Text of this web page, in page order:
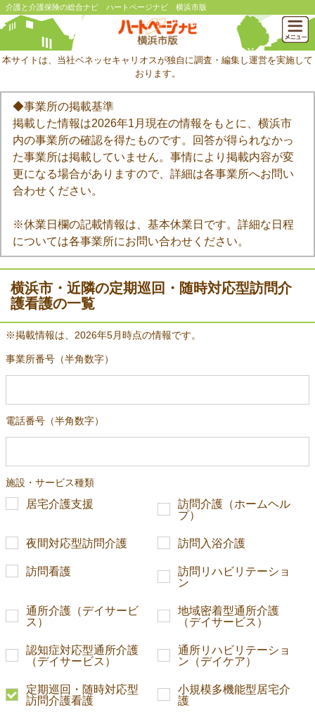
介護と介護保険の総合ナビ ハートページナビ 横浜市版
本サイトは、当社ベネッセキャリオスが独自に調査・編集し運営を実施して
おります。
◆事業所の掲載基準
掲載した情報は2026年1月現在の情報をもとに、横浜市
内の事業所の確認を得たものです。回答が得られなかっ
た事業所は掲載していません。事情により掲載内容が変
更になる場合がありますので、詳細は各事業所へお問い
合わせください。
※休業日欄の記載情報は、基本休業日です。詳細な日程
については各事業所にお問い合わせください。
横浜市・近隣の定期巡回・随時対応型訪問介
護看護の一覧
※掲載情報は、2026年5月時点の情報です。
事業所番号（半角数字）
電話番号（半角数字）
施設・サービス種類
居宅介護支援
訪問介護（ホームヘル
プ）
夜間対応型訪問介護 訪問入浴介護
訪問看護
訪問リハビリテーショ
ン
通所介護（デイサービ
ス）
地域密着型通所介護
（デイサービス）
認知症対応型通所介護
（デイサービス）
通所リハビリテーショ
ン（デイケア）
定期巡回・随時対応型
訪問介護看護
小規模多機能型居宅介
護